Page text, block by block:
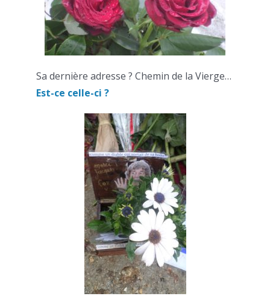
Sa dernière adresse ? Chemin de la Vierge…
Est-ce celle-ci ?